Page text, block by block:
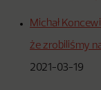
Michał
że zrobiliśmy
2021-03-19